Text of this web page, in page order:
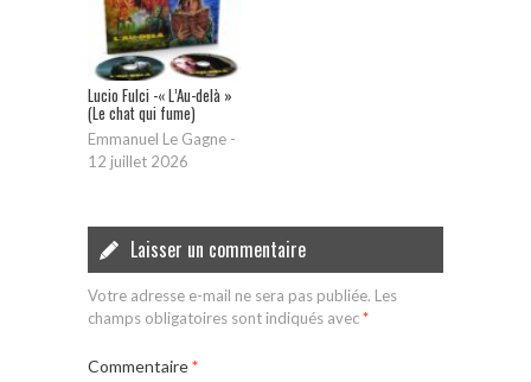
Lucio Fulci -« L’Au-delà »
(Le chat qui fume)
Emmanuel Le Gagne -
12 juillet 2026
Laisser un commentaire
Votre adresse e-mail ne sera pas publiée. Les
champs obligatoires sont indiqués avec*
Commentaire*